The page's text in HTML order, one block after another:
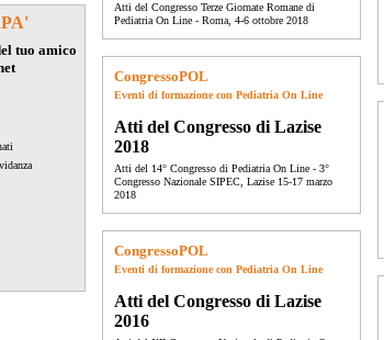
tuo amico
Atti del Congresso Terze Giornate Romane di
Pediatria On Line - Roma, 4-6 ottobre 2018
CongressoPOL
Eventi di formazione con Pediatria On Line
Atti del Congresso di Lazise
2018
Atti del 14° Congresso di Pediatria On Line - 3°
Congresso Nazionale SIPEC, Lazise 15-17 marzo
2018
CongressoPOL
Eventi di formazione con Pediatria On Line
Atti del Congresso di Lazise
2016